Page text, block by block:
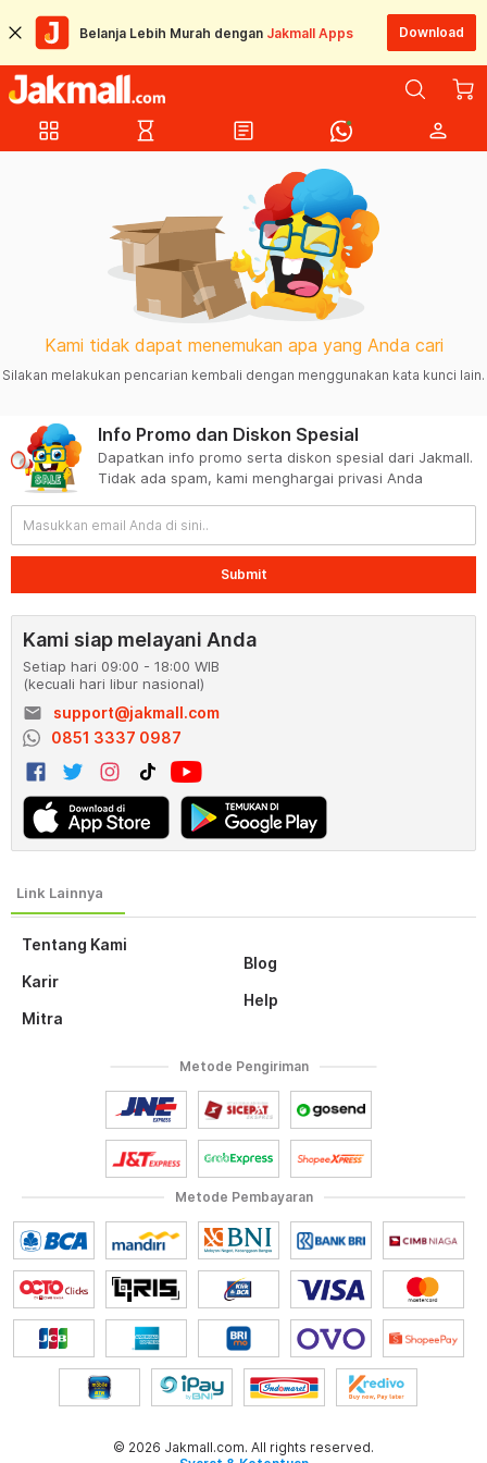
Belanja Lebih Murah dengan Jakmall Apps Download
grid_view hourglass_empty article person
Kami tidak dapat menemukan apa yang Anda cari
Silakan melakukan pencarian kembali dengan menggunakan kata kunci lain.
Tentang Kami
Karir
Mitra
Blog
Help
Info Promo dan Diskon Spesial
Dapatkan info promo serta diskon spesial dari Jakmall.
Tidak ada spam, kami menghargai privasi Anda
Submit
Kami siap melayani Anda
Setiap hari 09:00 - 18:00 WIB
(kecuali hari libur nasional)
email
support@jakmall.com
0851 3337 0987
Metode Pembayaran
Metode Pengiriman
© 2026 Jakmall.com. All rights reserved.